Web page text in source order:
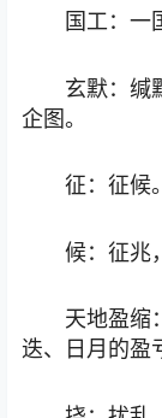
国工：一
玄默：缄
企图。
征：征候
候：征兆
天地盈缩
迭、日月的盈